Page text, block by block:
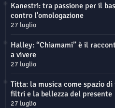
Kanestri: tra passione per il
contro l'omologazione
27 luglio
Halley: “Chiamami” è il
a vivere
27 luglio
Titta: la musica come spazio
filtri e la bellezza del presente
27 luglio